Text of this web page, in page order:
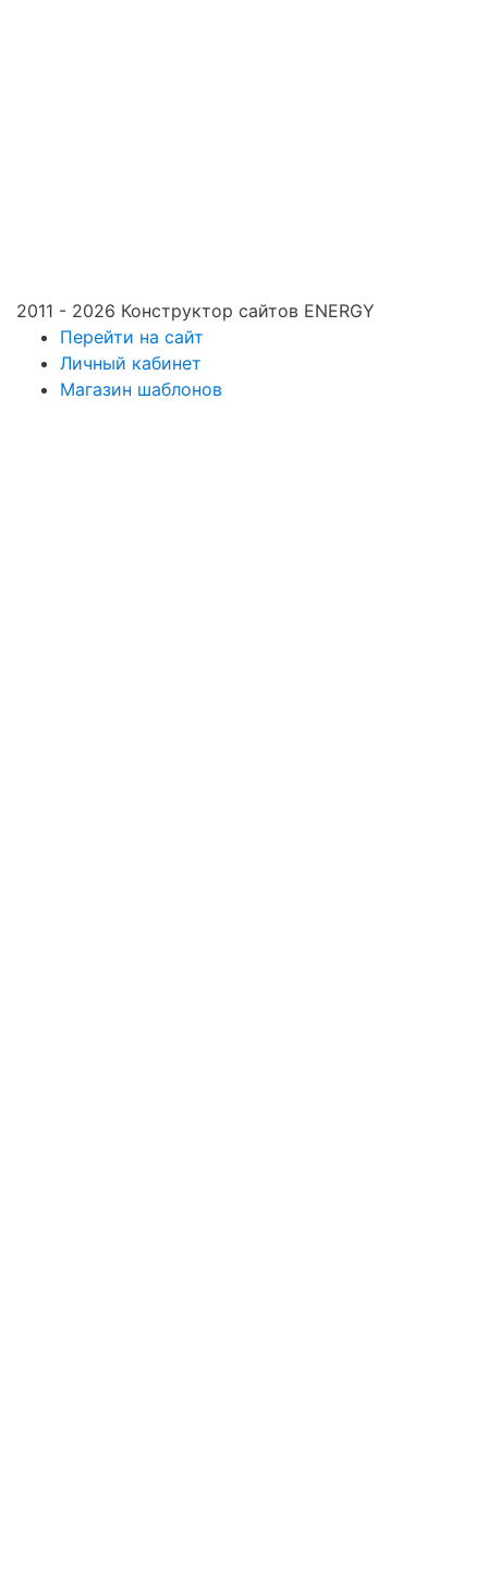
2011 - 2026 Конструктор сайтов ENERGY
Перейти на сайт
Личный кабинет
Магазин шаблонов